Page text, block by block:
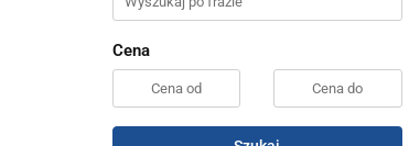
Cena